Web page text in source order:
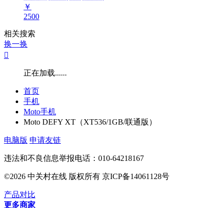
￥
2500
相关搜索
换一换

正在加载......
首页
手机
Moto手机
Moto DEFY XT（XT536/1GB/联通版）
电脑版 申请友链
违法和不良信息举报电话：010-64218167
©2026 中关村在线 版权所有 京ICP备14061128号
产品对比
更多商家